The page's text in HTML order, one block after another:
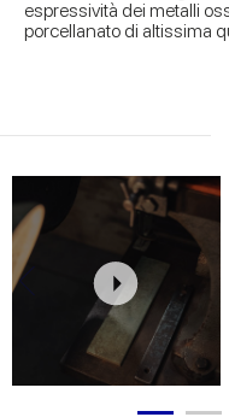
espressività dei metalli
porcellanato di altissima
contemporaneo o come
camini o per
piastrelle della
diventano
pavimentazioni e
valorizzano la forza
compromettere